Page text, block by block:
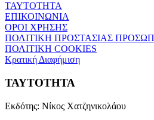
ΤΑΥΤΟΤΗΤΑ
ΕΠΙΚΟΙΝΩΝΙΑ
ΟΡΟΙ ΧΡΗΣΗΣ
ΠΟΛΙΤΙΚΗ ΠΡΟΣΤΑΣΙΑΣ
ΠΟΛΙΤΙΚΗ COOKIES
Κρατική Διαφήμιση
ΤΑΥΤΟΤΗΤΑ
Εκδότης: Νίκος Χατζηνικολάου